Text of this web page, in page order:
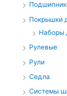
Покрышки
Наборы
Рулевые
Рули
Седла
Системы